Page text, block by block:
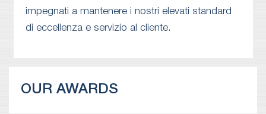
impegnati a mantenere i nostri elevati standard
di eccellenza e servizio al cliente.
OUR AWARDS